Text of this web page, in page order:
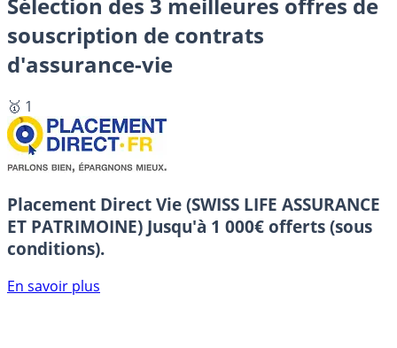
souscription de contrats
d'assurance-vie
🥇 1
Placement Direct Vie (SWISS LIFE ASSURANCE
ET PATRIMOINE) Jusqu'à 1 000€ offerts (sous
conditions).
En savoir plus